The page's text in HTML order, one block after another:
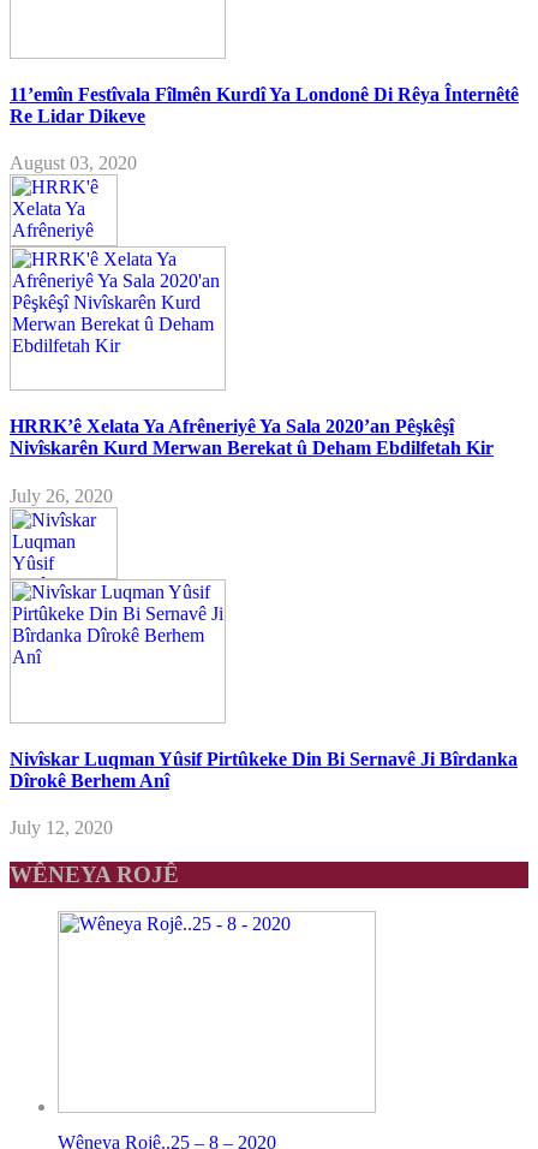
11’emîn Festîvala Fîlmên Kurdî Ya Londonê Di Rêya Înternêtê
Re Lidar Dikeve
August 03, 2020
HRRK’ê Xelata Ya Afrêneriyê Ya Sala 2020’an Pêşkêşî
Nivîskarên Kurd Merwan Berekat û Deham Ebdilfetah Kir
July 26, 2020
Nivîskar Luqman Yûsif Pirtûkeke Din Bi Sernavê Ji Bîrdanka
Dîrokê Berhem Anî
July 12, 2020
WÊNEYA ROJÊ
Wêneya Rojê..25 – 8 – 2020